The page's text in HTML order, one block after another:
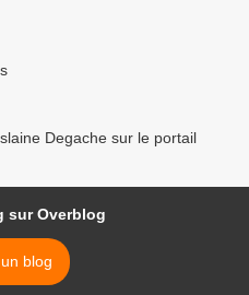
Degache sur le portail
sur Overblog
blog